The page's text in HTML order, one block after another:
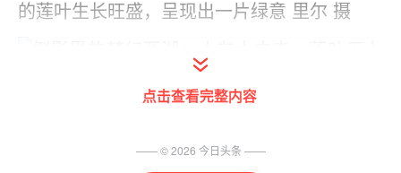
的莲叶生长旺盛，呈现出一片绿意 里尔 摄
点击查看完整内容
—— ©2026 今日头条 ——